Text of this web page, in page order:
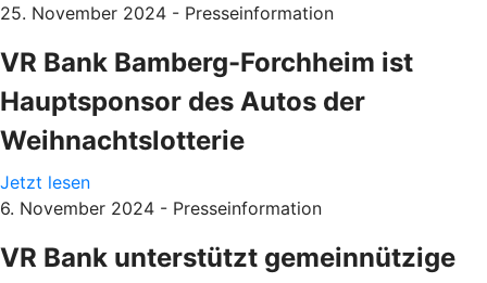
25. November 2024 - Presseinformation
VR Bank Bamberg-Forchheim ist
Hauptsponsor des Autos der
Weihnachtslotterie
Jetzt lesen
6. November 2024 - Presseinformation
VR Bank unterstützt gemeinnützige